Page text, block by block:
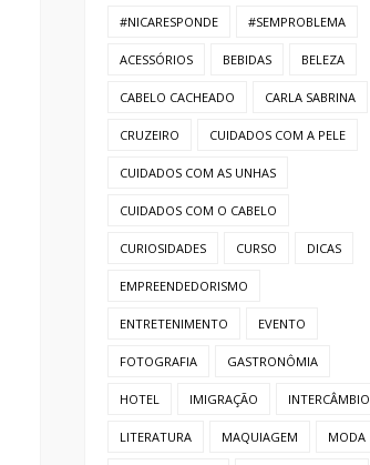
#NICARESPONDE #SEMPROBLEMA
ACESSÓRIOS BEBIDAS BELEZA
CABELO CACHEADO CARLA SABRINA
CRUZEIRO CUIDADOS COM A PELE
CUIDADOS COM AS UNHAS
CUIDADOS COM O CABELO
CURIOSIDADES CURSO DICAS
EMPREENDEDORISMO
ENTRETENIMENTO EVENTO
FOTOGRAFIA GASTRONÔMIA
HOTEL IMIGRAÇÃO INTERCÂMBIO
LITERATURA MAQUIAGEM MODA